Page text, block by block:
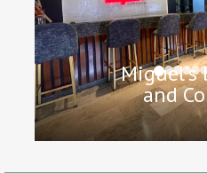
Miguel's
and